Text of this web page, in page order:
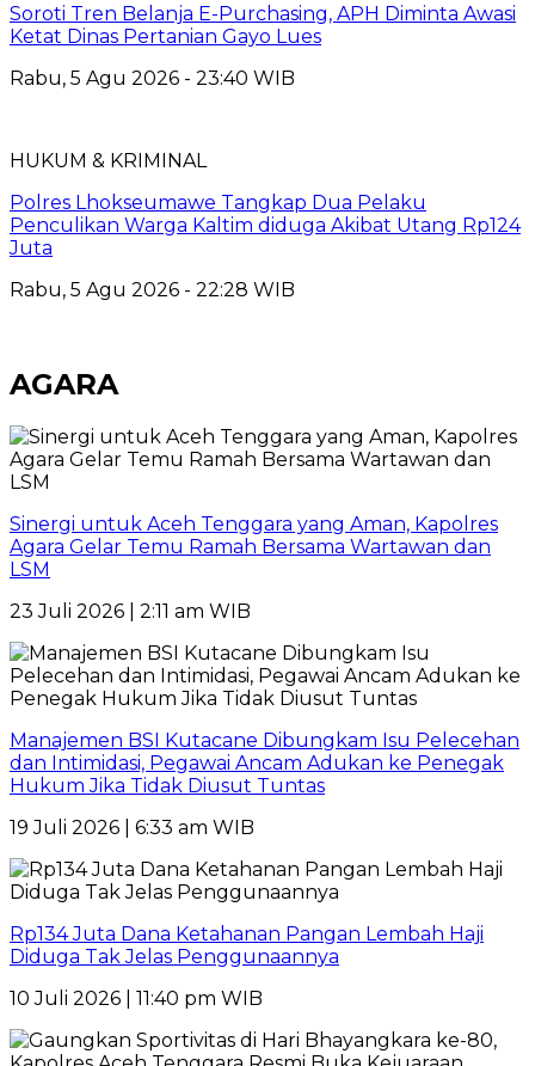
Soroti Tren Belanja E-Purchasing, APH Diminta Awasi
Ketat Dinas Pertanian Gayo Lues
Rabu, 5 Agu 2026 - 23:40 WIB
HUKUM & KRIMINAL
Polres Lhokseumawe Tangkap Dua Pelaku
Penculikan Warga Kaltim diduga Akibat Utang Rp124
Juta
Rabu, 5 Agu 2026 - 22:28 WIB
AGARA
Sinergi untuk Aceh Tenggara yang Aman, Kapolres
Agara Gelar Temu Ramah Bersama Wartawan dan
LSM
23 Juli 2026 | 2:11 am WIB
Manajemen BSI Kutacane Dibungkam Isu Pelecehan
dan Intimidasi, Pegawai Ancam Adukan ke Penegak
Hukum Jika Tidak Diusut Tuntas
19 Juli 2026 | 6:33 am WIB
Rp134 Juta Dana Ketahanan Pangan Lembah Haji
Diduga Tak Jelas Penggunaannya
10 Juli 2026 | 11:40 pm WIB